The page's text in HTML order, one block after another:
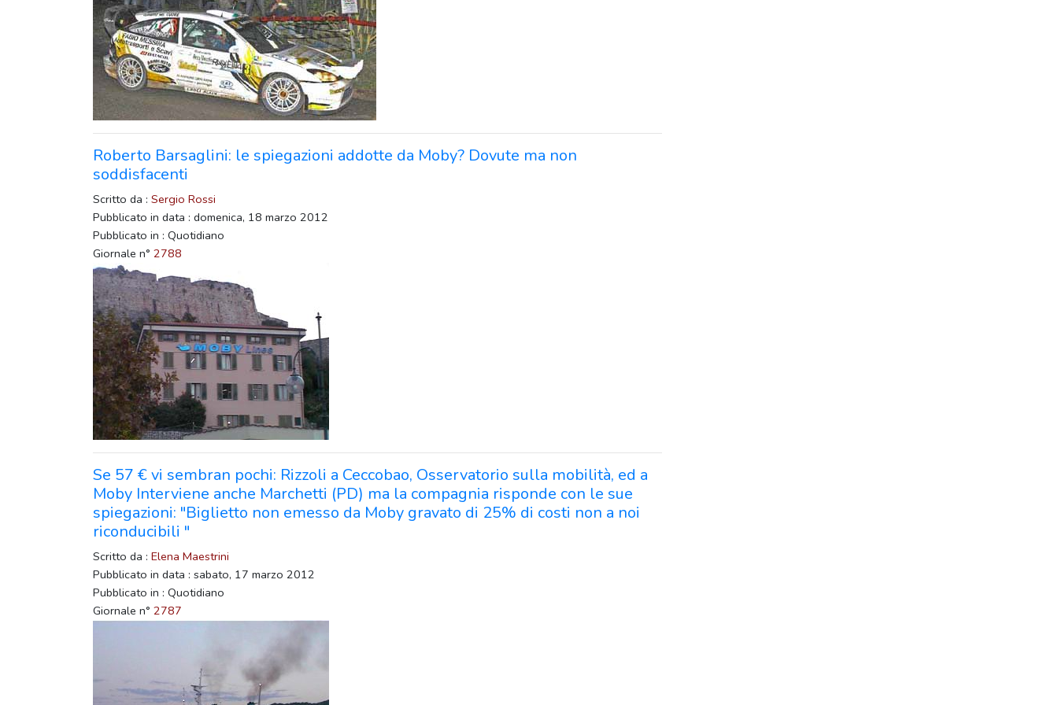
Roberto Barsaglini: le spiegazioni addotte da Moby? Dovute ma non
soddisfacenti
Scritto da : Sergio Rossi
Pubblicato in data : domenica, 18 marzo 2012
Pubblicato in : Quotidiano
Giornale n° 2788
Se 57 € vi sembran pochi: Rizzoli a Ceccobao, Osservatorio sulla mobilità, ed a
Moby Interviene anche Marchetti (PD) ma la compagnia risponde con le sue
spiegazioni: "Biglietto non emesso da Moby gravato di 25% di costi non a noi
riconducibili "
Scritto da : Elena Maestrini
Pubblicato in data : sabato, 17 marzo 2012
Pubblicato in : Quotidiano
Giornale n° 2787